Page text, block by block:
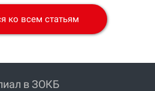
ко всем статьям
в ЗОКБ